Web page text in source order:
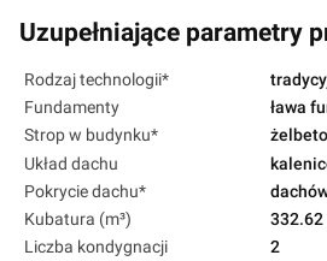
Uzupełniające parametry
Rodzaj technologii*
Fundamenty
ława
Strop w budynku*
Układ dachu
Pokrycie dachu*
Kubatura (m³)
332.62
Liczba kondygnacji
2